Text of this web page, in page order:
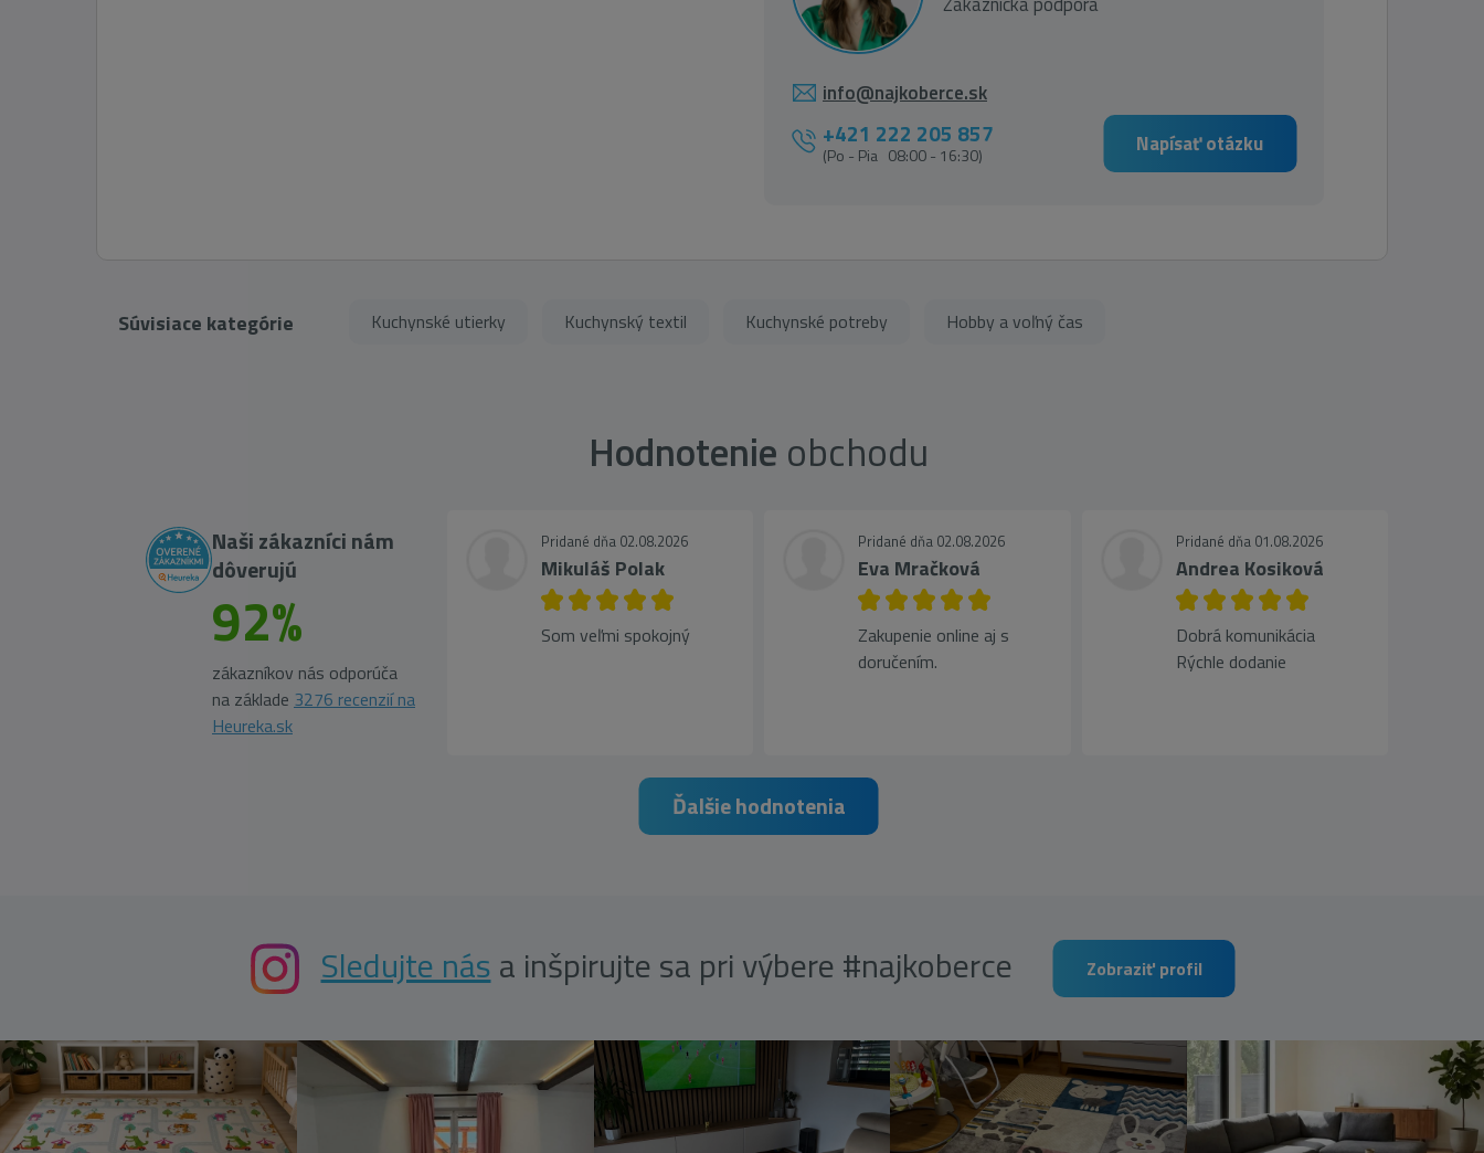
info@najkoberce.sk
+421 222 205 857
(Po - Pia 08:00 - 16:30) Napísať otázku
Súvisiace kategórie Kuchynské utierky Kuchynský textil Kuchynské potreby Hobby a voľný čas
Hodnotenie obchodu
Naši zákazníci nám
dôverujú
92%
zákazníkov nás odporúča
na základe 3276 recenzií na
Heureka.sk
Pridané dňa 02.08.2026
Mikuláš Polak
Som veľmi spokojný
Pridané dňa 02.08.2026
Eva Mračková
Zakupenie online aj s
doručením.
Pridané dňa 01.08.2026
Andrea Kosiková
Dobrá komunikácia
Rýchle dodanie
Ďalšie hodnotenia
Sledujte nása inšpirujte sa pri výbere #najkoberce Zobraziť profil